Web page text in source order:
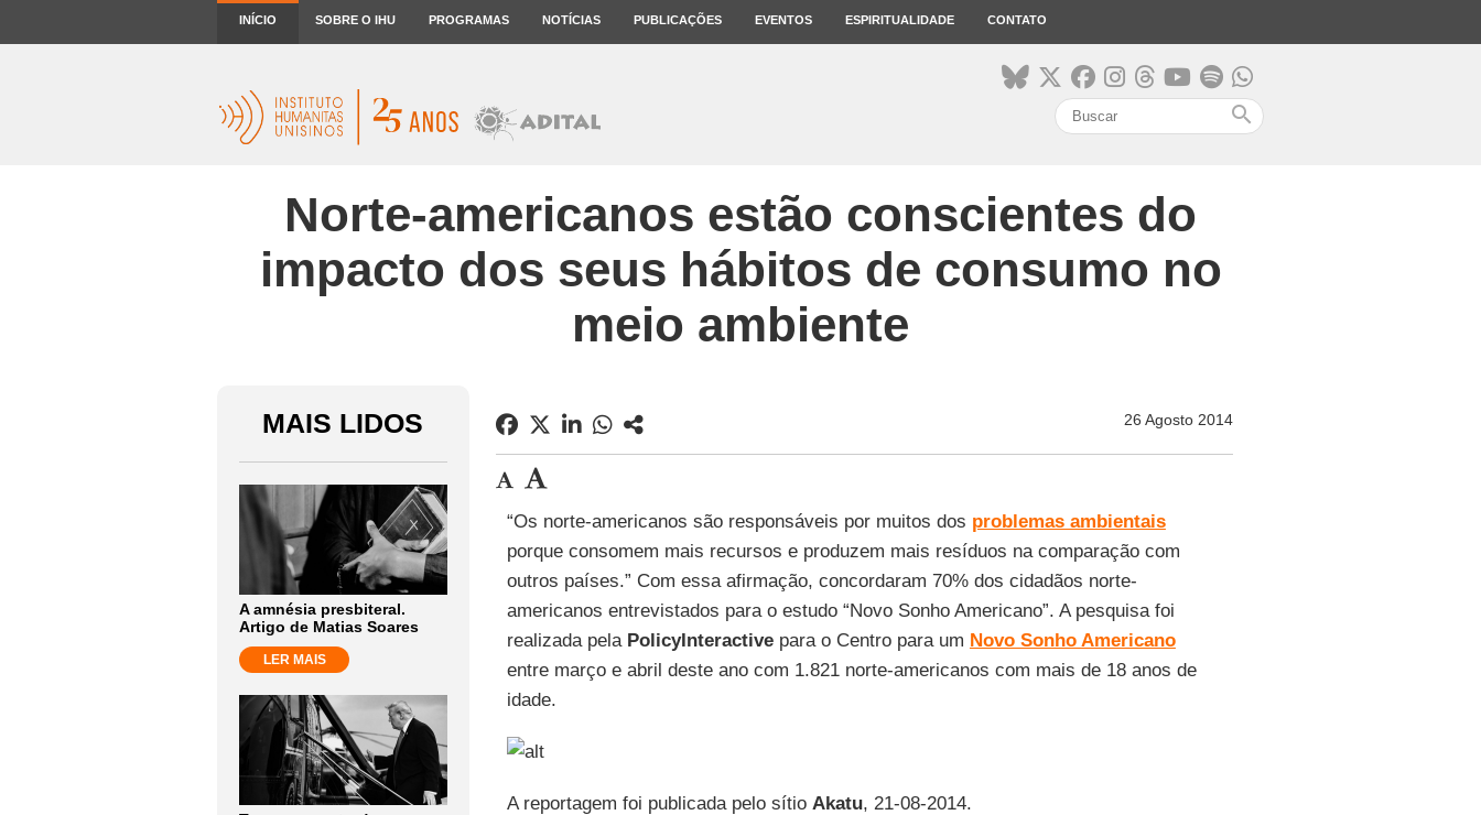
INÍCIO SOBRE O IHU PROGRAMAS NOTÍCIAS PUBLICAÇÕES EVENTOS ESPIRITUALIDADE CONTATO
search
Norte-americanos estão conscientes do
impacto dos seus hábitos de consumo no
meio ambiente
MAIS LIDOS
A amnésia presbiteral.
Artigo de Matias Soares
LER MAIS
26 Agosto 2014
“Os norte-americanos são responsáveis por muitos dos problemas ambientais
porque consomem mais recursos e produzem mais resíduos na comparação com
outros países.” Com essa afirmação, concordaram 70% dos cidadãos norte-
americanos entrevistados para o estudo “Novo Sonho Americano”. A pesquisa foi
realizada pela PolicyInteractivepara o Centro para um Novo Sonho Americano
entre março e abril deste ano com 1.821 norte-americanos com mais de 18 anos de
idade.
A reportagem foi publicada pelo sítio Akatu, 21-08-2014.